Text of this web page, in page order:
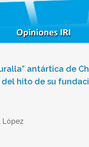
antártica de
del hito de su
López